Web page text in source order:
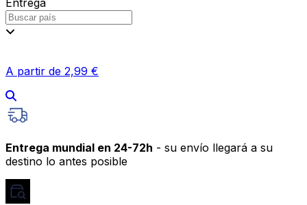
Entrega
A partir de 2,99 €
Entrega mundial en 24-72h - su envío llegará a su
destino lo antes posible